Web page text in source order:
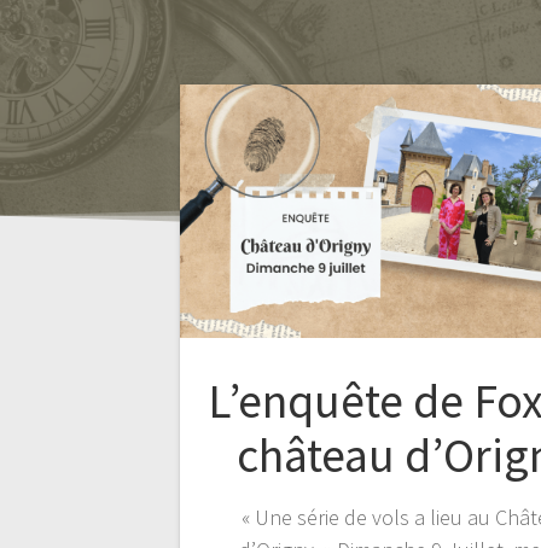
L’enquête de
château
« Une série de vols a lieu au